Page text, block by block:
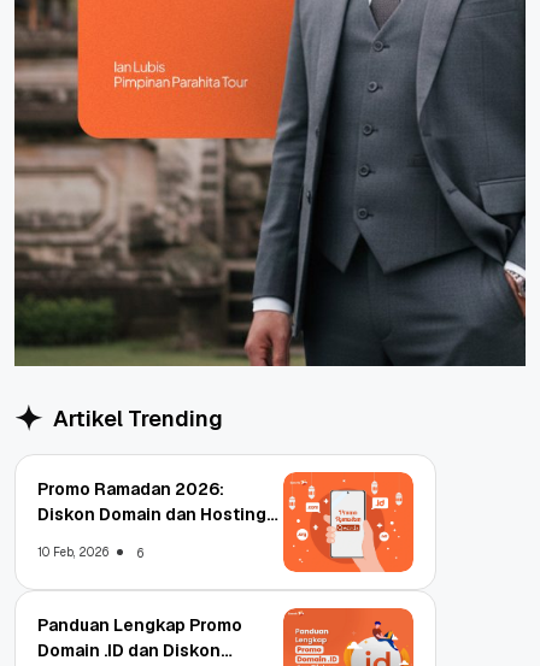
Artikel Trending
Promo Ramadan 2026:
Diskon Domain dan Hosting
10 Feb, 2026 6
Panduan Lengkap Promo
Domain .ID dan Diskon